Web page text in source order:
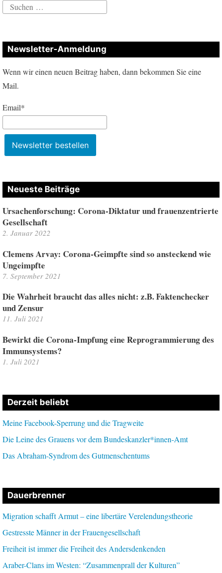
Suchen
Newsletter-Anmeldung
Wenn wir einen neuen Beitrag haben, dann bekommen Sie eine
Mail.
Email*
Neueste Beiträge
Ursachenforschung: Corona-Diktatur und frauenzentrierte
Gesellschaft
2. Januar 2022
Clemens Arvay: Corona-Geimpfte sind so ansteckend wie
Ungeimpfte
7. September 2021
Die Wahrheit braucht das alles nicht: z.B. Faktenchecker
und Zensur
11. Juli 2021
Bewirkt die Corona-Impfung eine Reprogrammierung des
Immunsystems?
1. Juli 2021
Derzeit beliebt
Meine Facebook-Sperrung und die Tragweite
Die Leine des Grauens vor dem Bundeskanzler*innen-Amt
Das Abraham-Syndrom des Gutmenschentums
Dauerbrenner
Migration schafft Armut – eine libertäre Verelendungstheorie
Gestresste Männer in der Frauengesellschaft
Freiheit ist immer die Freiheit des Andersdenkenden
Araber-Clans im Westen: “Zusammenprall der Kulturen”